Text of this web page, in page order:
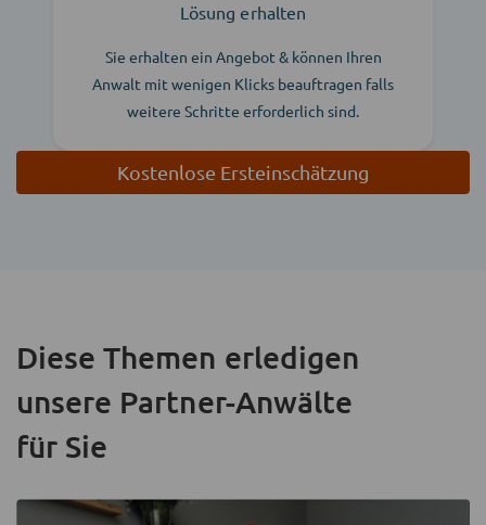
Lösung erhalten
Sie erhalten ein Angebot & können Ihren
Anwalt mit wenigen Klicks beauftragen falls
weitere Schritte erforderlich sind.
Kostenlose Ersteinschätzung
Diese Themen erledigen
unsere Partner-Anwälte
für Sie